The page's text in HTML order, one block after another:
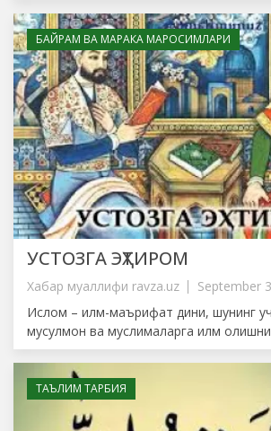
БАЙРАМ ВА МАРАКА МАРОСИМЛАРИ
УСТОЗГА ЭҲТИРОМ
Хабар муаллифи ravza.uz
September
Ислом – илм-маърифат дини, шунинг
мусулмон ва муслималарга илм
ТАЪЛИМ ТАРБИЯ